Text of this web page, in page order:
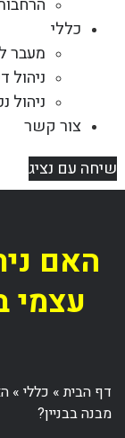
כללי
מעבר
ניהול
ניהול
צור קשר
שיחה עם נציג
האם
עצמי
דף הבית» כללי»
מבנה בבניין?